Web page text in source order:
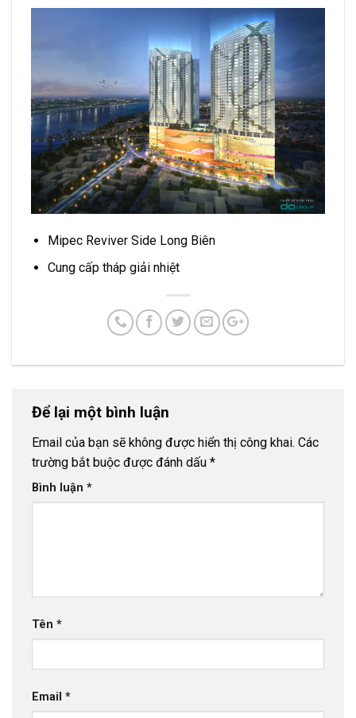
Mipec Reviver Side Long Biên
Cung cấp tháp giải nhiệt
Để lại một bình luận
Email của bạn sẽ không được hiển thị công khai. Các
trường bắt buộc được đánh dấu *
Bình luận *
Tên *
Email *